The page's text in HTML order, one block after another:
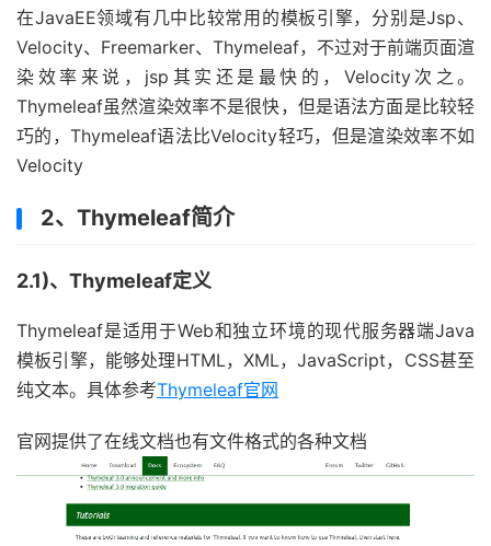
在JavaEE领域有几中比较常用的模板引擎，分别是Jsp、
Velocity、Freemarker、Thymeleaf，不过对于前端页面渲
染效率来说，jsp其实还是最快的，Velocity次之。
Thymeleaf虽然渲染效率不是很快，但是语法方面是比较轻
巧的，Thymeleaf语法比Velocity轻巧，但是渲染效率不如
Velocity
2、Thymeleaf简介
2.1)、Thymeleaf定义
Thymeleaf是适用于Web和独立环境的现代服务器端Java
模板引擎，能够处理HTML，XML，JavaScript，CSS甚至
纯文本。具体参考Thymeleaf官网
官网提供了在线文档也有文件格式的各种文档